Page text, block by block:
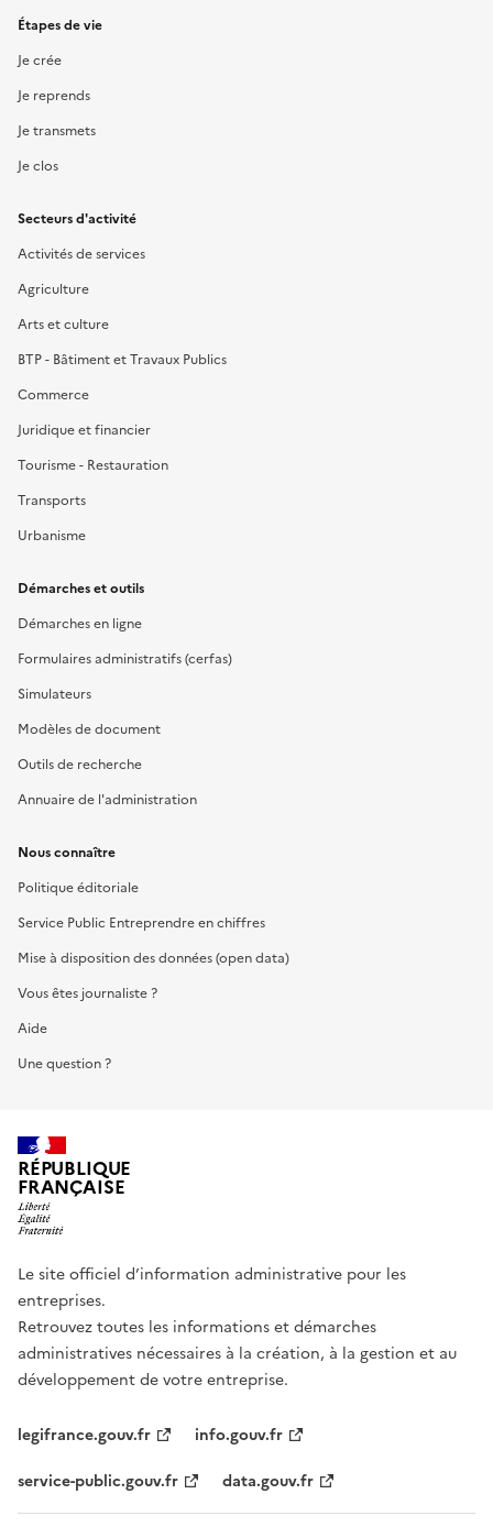
Étapes de vie
Je crée
Je reprends
Je transmets
Je clos
Secteurs d'activité
Activités de services
Agriculture
Arts et culture
BTP - Bâtiment et Travaux Publics
Commerce
Juridique et financier
Tourisme - Restauration
Transports
Urbanisme
Démarches et outils
Démarches en ligne
Formulaires administratifs (cerfas)
Simulateurs
Modèles de document
Outils de recherche
Annuaire de l'administration
Nous connaître
Politique éditoriale
Service Public Entreprendre en chiffres
Mise à disposition des données (open data)
Vous êtes journaliste ?
Aide
Une question ?
RÉPUBLIQUE
FRANÇAISE
Le site officiel d’information administrative pour les
entreprises.
Retrouvez toutes les informations et démarches
administratives nécessaires à la création, à la gestion et au
développement de votre entreprise.
legifrance.gouv.fr
info.gouv.fr
service-public.gouv.fr
data.gouv.fr